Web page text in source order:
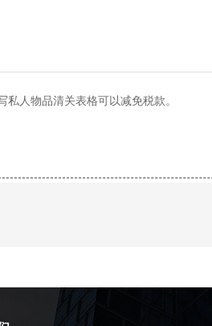
人物品清关表格可以减免税款。